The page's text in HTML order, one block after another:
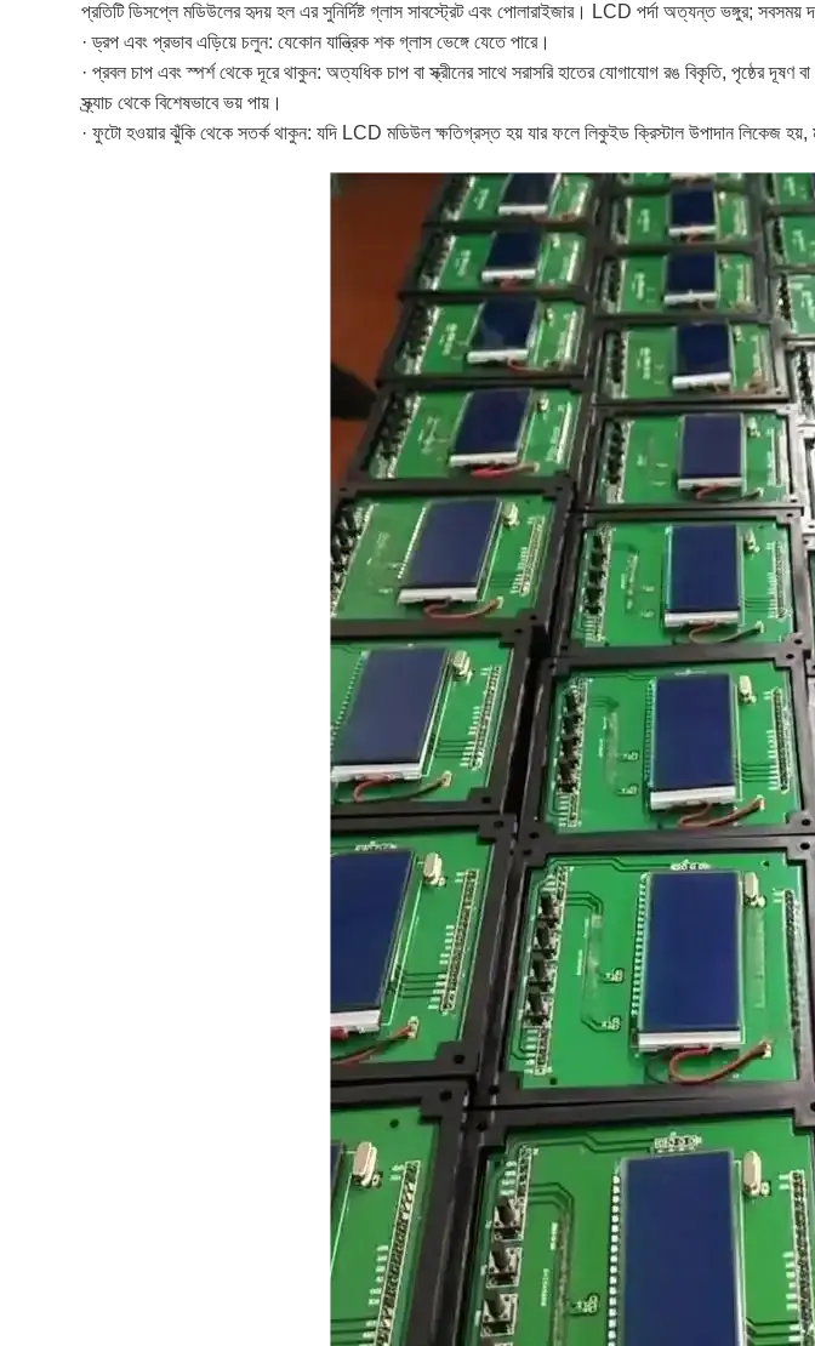
প্রতিটি ডিসপ্লে মডিউলের হৃদয় হল এর সুনির্দিষ্ট গ্লাস সাবস্ট্রেট এবং পোলারাইজার। LCD পর্দা অত্যন্ত ভঙ্গুর; সবসময়
· ড্রপ এবং প্রভাব এড়িয়ে চলুন: যেকোন যান্ত্রিক শক গ্লাস ভেঙ্গে যেতে পারে।
· প্রবল চাপ এবং স্পর্শ থেকে দূরে থাকুন: অত্যধিক চাপ বা স্ক্রীনের সাথে সরাসরি হাতের যোগাযোগ রঙ বিকৃতি, পৃষ্ঠের দূষণ
স্ক্র্যাচ থেকে বিশেষভাবে ভয় পায়।
· ফুটো হওয়ার ঝুঁকি থেকে সতর্ক থাকুন: যদি LCD মডিউল ক্ষতিগ্রস্ত হয় যার ফলে লিকুইড ক্রিস্টাল উপাদান লিকেজ